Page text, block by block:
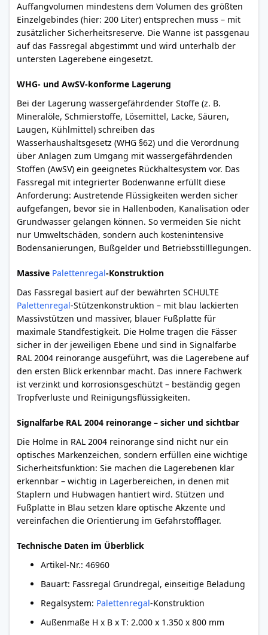
Auffangvolumen mindestens dem Volumen des größten
Einzelgebindes (hier: 200 Liter) entsprechen muss – mit
zusätzlicher Sicherheitsreserve. Die Wanne ist passgenau
auf das Fassregal abgestimmt und wird unterhalb der
untersten Lagerebene eingesetzt.
WHG- und AwSV-konforme Lagerung
Bei der Lagerung wassergefährdender Stoffe (z. B.
Mineralöle, Schmierstoffe, Lösemittel, Lacke, Säuren,
Laugen, Kühlmittel) schreiben das
Wasserhaushaltsgesetz (WHG §62) und die Verordnung
über Anlagen zum Umgang mit wassergefährdenden
Stoffen (AwSV) ein geeignetes Rückhaltesystem vor. Das
Fassregal mit integrierter Bodenwanne erfüllt diese
Anforderung: Austretende Flüssigkeiten werden sicher
aufgefangen, bevor sie in Hallenboden, Kanalisation oder
Grundwasser gelangen können. So vermeiden Sie nicht
nur Umweltschäden, sondern auch kostenintensive
Bodensanierungen, Bußgelder und Betriebsstilllegungen.
Massive Palettenregal-Konstruktion
Das Fassregal basiert auf der bewährten SCHULTE
Palettenregal-Stützenkonstruktion – mit blau lackierten
Massivstützen und massiver, blauer Fußplatte für
maximale Standfestigkeit. Die Holme tragen die Fässer
sicher in der jeweiligen Ebene und sind in Signalfarbe
RAL 2004 reinorange ausgeführt, was die Lagerebene auf
den ersten Blick erkennbar macht. Das innere Fachwerk
ist verzinkt und korrosionsgeschützt – beständig gegen
Tropfverluste und Reinigungsflüssigkeiten.
Signalfarbe RAL 2004 reinorange – sicher und sichtbar
Die Holme in RAL 2004 reinorange sind nicht nur ein
optisches Markenzeichen, sondern erfüllen eine wichtige
Sicherheitsfunktion: Sie machen die Lagerebenen klar
erkennbar – wichtig in Lagerbereichen, in denen mit
Staplern und Hubwagen hantiert wird. Stützen und
Fußplatte in Blau setzen klare optische Akzente und
vereinfachen die Orientierung im Gefahrstofflager.
Technische Daten im Überblick
Artikel-Nr.: 46960
Bauart: Fassregal Grundregal, einseitige Beladung
Regalsystem: Palettenregal-Konstruktion
Außenmaße H x B x T: 2.000 x 1.350 x 800 mm